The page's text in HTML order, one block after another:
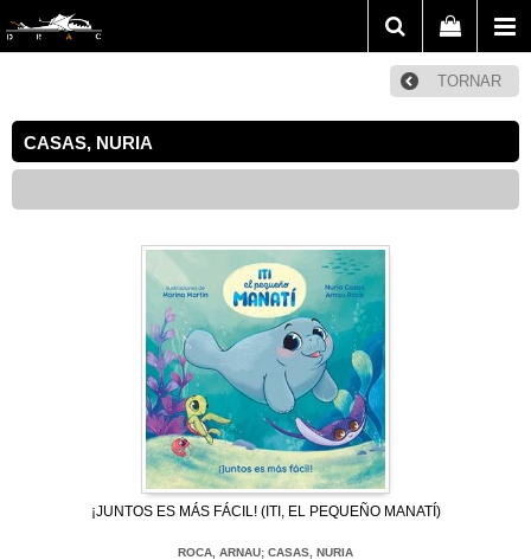
TORNAR
CASAS, NURIA
¡JUNTOS ES MÁS FÁCIL! (ITI, EL PEQUEÑO MANATÍ)
ROCA, ARNAU; CASAS, NURIA